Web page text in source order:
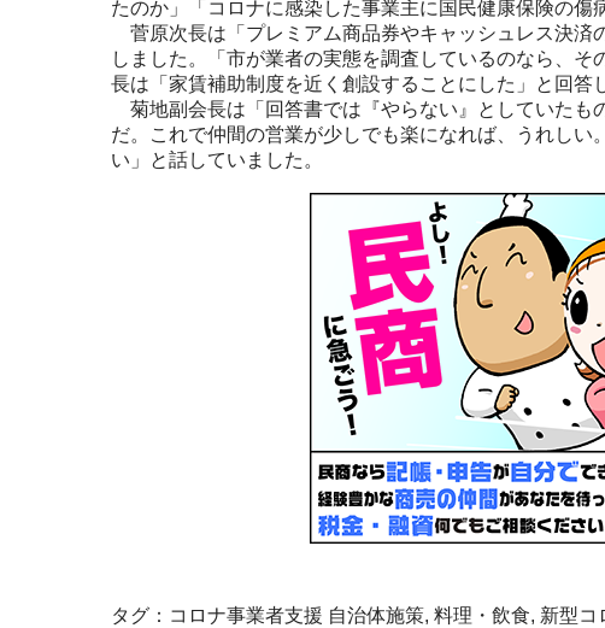
たのか」「コロナに感染した事業主に国民健康保険の傷
菅原次長は「プレミアム商品券やキャッシュレス決
しました。「市が業者の実態を調査しているのなら、
長は「家賃補助制度を近く創設することにした」と回答
菊地副会長は「回答書では『やらない』としていたも
だ。これで仲間の営業が少しでも楽になれば、うれし
い」と話していました。
タグ： コロナ事業者支援 自治体施策, 料理・飲食, 新型コ